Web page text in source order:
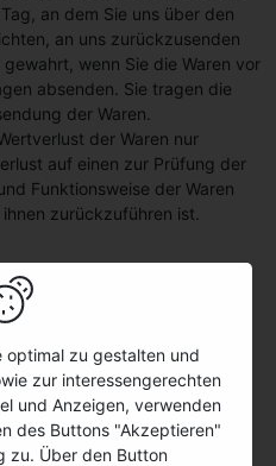
an dem Sie uns über den
an uns zurückzusenden
wenn Sie die Waren vor
absenden. Sie tragen die
der Waren.
der Waren nur
auf einen zur Prüfung der
Funktionsweise der Waren
zurückzuführen ist.
UND
ANGEBOTE
sind gültig innerhalb
basieren auf dem Recht
Preise für
optimal zu gestalten und
zur interessengerechten
und Anzeigen, verwenden
des Buttons "Akzeptieren"
zu. Über den Button